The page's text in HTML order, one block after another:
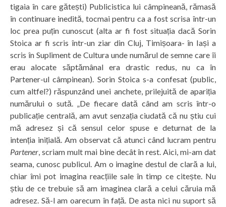
tigaia în care gătești) Publicistica lui câmpineană, rămasă
în continuare inedită, tocmai pentru ca a fost scrisa într-un
loc prea puțin cunoscut (alta ar fi fost situația dacă Sorin
Stoica ar fi scris într-un ziar din Cluj, Timișoara- în Iași a
scris în Supliment de Cultura unde numărul de semne care îi
erau alocate săptămânal era drastic redus, nu ca în
Partener-ul câmpinean). Sorin Stoica s-a confesat (public,
cum altfel?) răspunzând unei anchete, prilejuită de apariția
numărului o sută. „De fiecare dată când am scris într-o
publicație centrală, am avut senzația ciudată că nu știu cui
mă adresez și că sensul celor spuse e deturnat de la
intenția inițială. Am observat că atunci când lucram pentru
Partener, scriam mult mai bine decât în rest. Aici, mi-am dat
seama, cunosc publicul. Am o imagine destul de clară a lui,
chiar îmi pot imagina reacțiile sale în timp ce citește. Nu
știu de ce trebuie să am imaginea clară a celui căruia mă
adresez. Să-l am oarecum în față. De asta nici nu suport să